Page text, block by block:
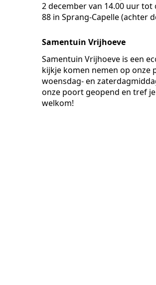
2 december van 14.00 uur tot
88 in Sprang-Capelle (achter
Samentuin Vrijhoeve
Samentuin Vrijhoeve is een
kijkje komen nemen op onze
woensdag- en
onze poort geopend en tref
welkom!